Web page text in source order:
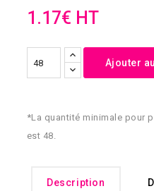
1.17€ HT
Ajouter
*La quantité minimale pour
est 48.
Description